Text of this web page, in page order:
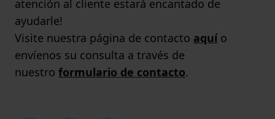
atención al cliente estará encantado de
ayudarle!
Visite nuestra página de contacto aquío
envíenos su consulta a través de
nuestro formulario de contacto.